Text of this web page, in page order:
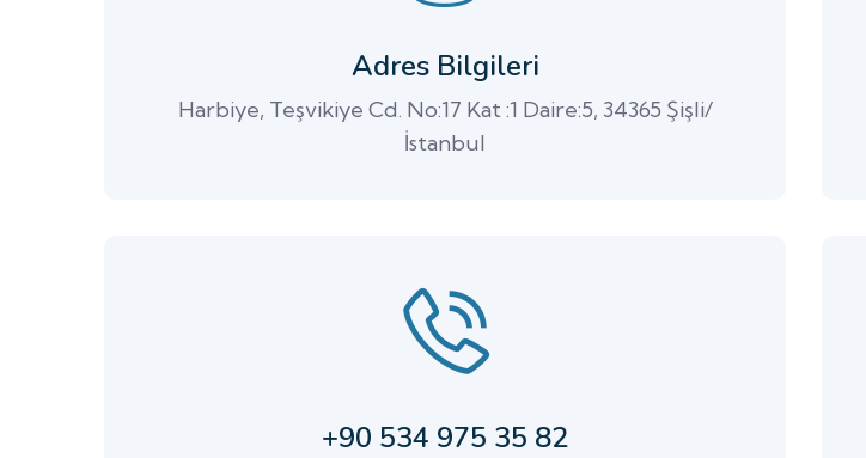
Adres Bilgileri
Harbiye, Teşvikiye Cd. No:17 Kat :1 Daire:5, 34365 Şişli/
İstanbul
+90 534 975 35 82